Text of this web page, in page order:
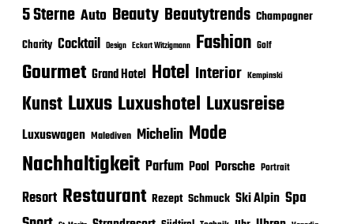
5 Sterne Auto Beauty Beautytrends Champagner
Charity Cocktail Design Eckart Witzigmann Fashion Golf
Gourmet Grand Hotel Hotel Interior Kempinski
Kunst Luxus Luxushotel Luxusreise
Luxuswagen Malediven Michelin Mode
Nachhaltigkeit Parfum Pool Porsche Portrait
Resort Restaurant Rezept Schmuck Ski Alpin Spa